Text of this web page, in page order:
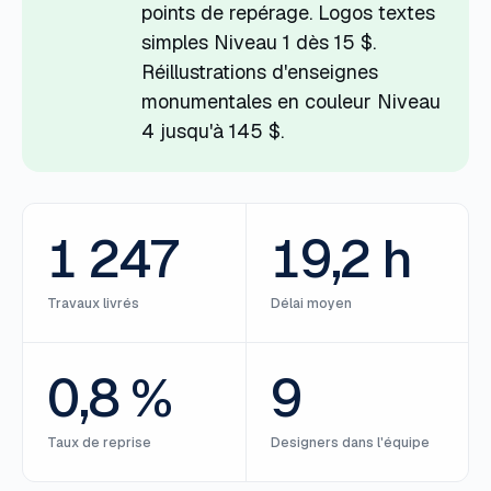
points de repérage. Logos textes
simples Niveau 1 dès 15 $.
Réillustrations d'enseignes
monumentales en couleur Niveau
4 jusqu'à 145 $.
1 247
Travaux livrés
19,2 h
Délai moyen
0,8 %
Taux de reprise
9
Designers dans l'équipe